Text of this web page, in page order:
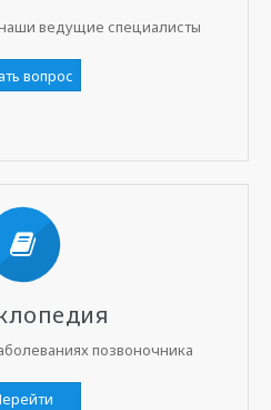
ведущие специалисты
вопрос
позвоночника